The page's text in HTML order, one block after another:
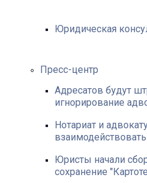
Юридическая
Пресс-центр
Адресатов будут
игнорирование
Нотариат и
взаимодействовать
Юристы начали
сохранение